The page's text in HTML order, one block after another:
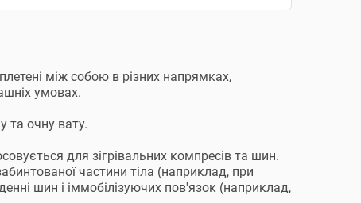
між собою в різних напрямках,
умовах.
та очну вату.
для зігрівальних компресів та шин.
частини тіла (наприклад, при
шин і іммобілізуючих пов'язок (наприклад,